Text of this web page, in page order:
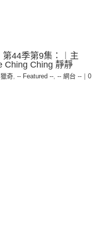
第44季第9集：︱主
Ching Ching 靜靜
奇, -- Featured --, -- 網台 --
0